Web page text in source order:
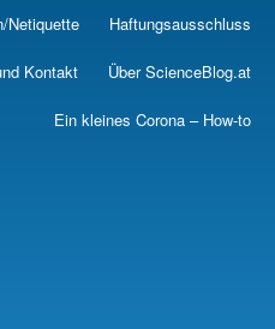
Skip
main
Netiquette Haftungsausschluss
Kontakt Über ScienceBlog.at
Ein kleines Corona – How-to